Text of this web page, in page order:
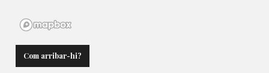
Com arribar-hi?